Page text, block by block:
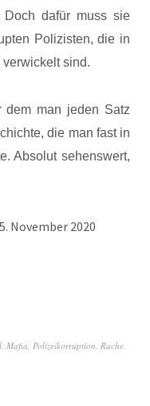
dafür muss sie
Polizisten, die in
sind.
dem man jeden Satz
die man fast in
Absolut sehenswert,
November 2020
, Mafia, Polizeikorruption, Rache,